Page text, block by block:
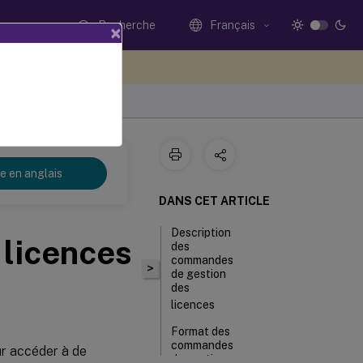
Recherche Français
en anglais
accéder à de
>
DANS CET ARTICLE
Description
des
commandes
de gestion
des
licences
Format des
commandes
de gestion
×